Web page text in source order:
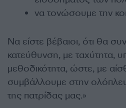
να τονώσουμε την
Να είστε βέβαιοι, ότι θα
κατεύθυνση, με ταχύτητα,
μεθοδικότητα, ώστε, με
συμβάλλουμε στην
της πατρίδας μας.»